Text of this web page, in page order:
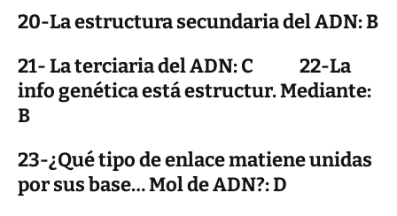
20-La estructura secundaria del ADN: B
21- La terciaria del ADN: C 22-La
info genética está estructur. Mediante:
B
23-¿Qué tipo de enlace matiene unidas
por sus base… Mol de ADN?: D